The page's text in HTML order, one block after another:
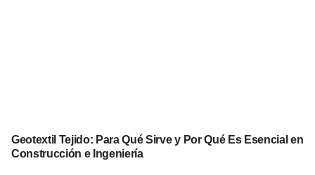
Geotextil Tejido: Para Qué Sirve y Por Qué Es Esencial en
Construcción e Ingeniería